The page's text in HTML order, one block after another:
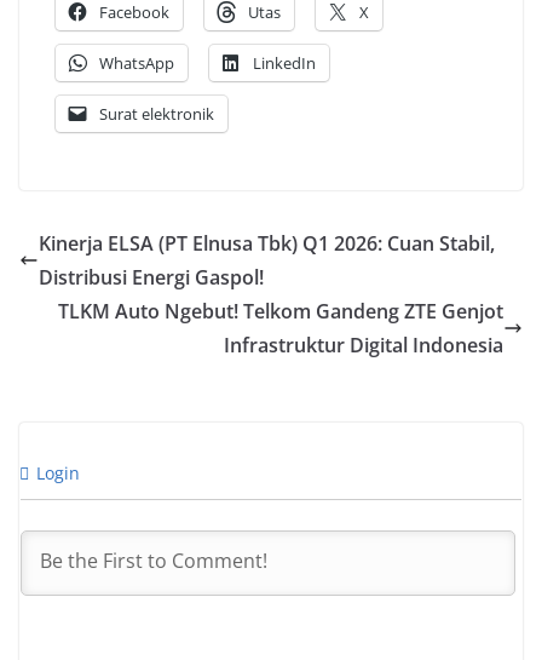
Facebook Utas X
WhatsApp LinkedIn
Surat elektronik
Kinerja ELSA (PT Elnusa Tbk) Q1 2026: Cuan Stabil,
Distribusi Energi Gaspol!
TLKM Auto Ngebut! Telkom Gandeng ZTE Genjot
Infrastruktur Digital Indonesia
Login